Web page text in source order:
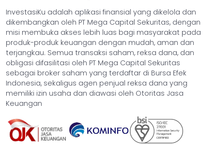
InvestasiKu adalah aplikasi finansial yang dikelola dan
dikembangkan oleh PT Mega Capital Sekuritas, dengan
misi membuka akses lebih luas bagi masyarakat pada
produk-produk keuangan dengan mudah, aman dan
terjangkau. Semua transaksi saham, reksa dana, dan
obligasi difasilitasi oleh PT Mega Capital Sekuritas
sebagai broker saham yang terdaftar di Bursa Efek
Indonesia, sekaligus agen penjual reksa dana yang
memiliki izin usaha dan diawasi oleh Otoritas Jasa
Keuangan